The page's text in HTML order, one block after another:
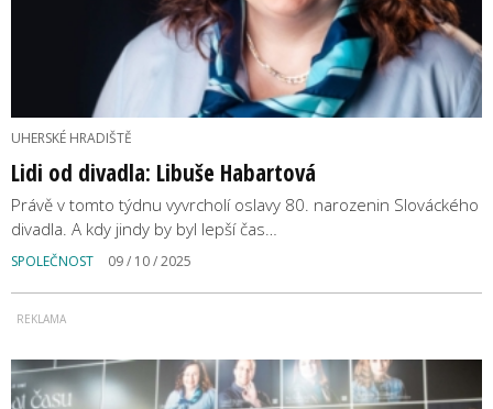
UHERSKÉ HRADIŠTĚ
Lidi od divadla: Libuše Habartová
Právě v tomto týdnu vyvrcholí oslavy 80. narozenin Slováckého
divadla. A kdy jindy by byl lepší čas…
SPOLEČNOST 09 / 10 / 2025